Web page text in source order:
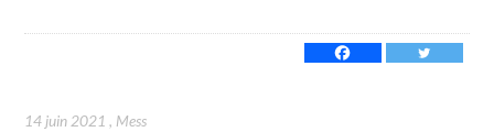
14 juin 2021 , Mess